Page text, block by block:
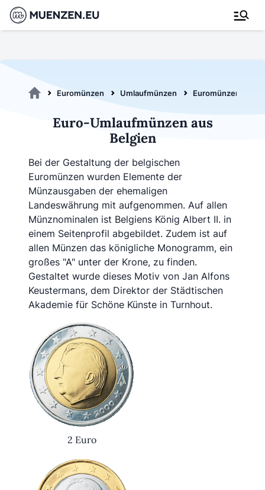
Euromünzen Umlaufmünzen Euromünzen aus
Euro-Umlaufmünzen aus
Belgien
Bei der Gestaltung der belgischen
Euromünzen wurden Elemente der
Münzausgaben der ehemaligen
Landeswährung mit aufgenommen. Auf allen
Münznominalen ist Belgiens König Albert II. in
einem Seitenprofil abgebildet. Zudem ist auf
allen Münzen das königliche Monogramm, ein
großes "A" unter der Krone, zu finden.
Gestaltet wurde dieses Motiv von Jan Alfons
Keustermans, dem Direktor der Städtischen
Akademie für Schöne Künste in Turnhout.
2 Euro